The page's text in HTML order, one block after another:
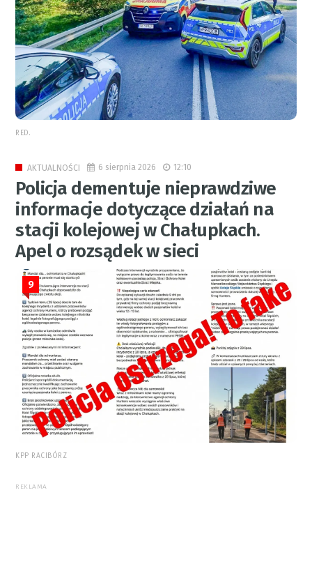
RED.
AKTUALNOŚCI 6 sierpnia 2026 12:10
Policja dementuje nieprawdziwe
informacje dotyczące działań na
stacji kolejowej w Chałupkach.
Apel o rozsądek w sieci
9
KPP RACIBÓRZ
REKLAMA